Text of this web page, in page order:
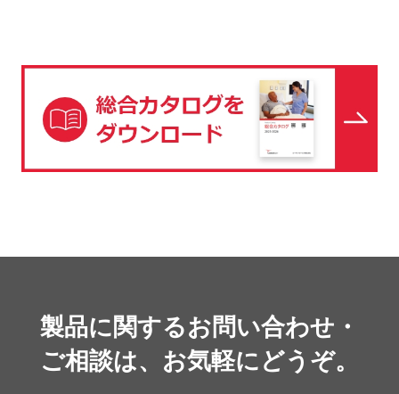
製品に関するお問い合わせ・
ご相談は、お気軽にどうぞ。